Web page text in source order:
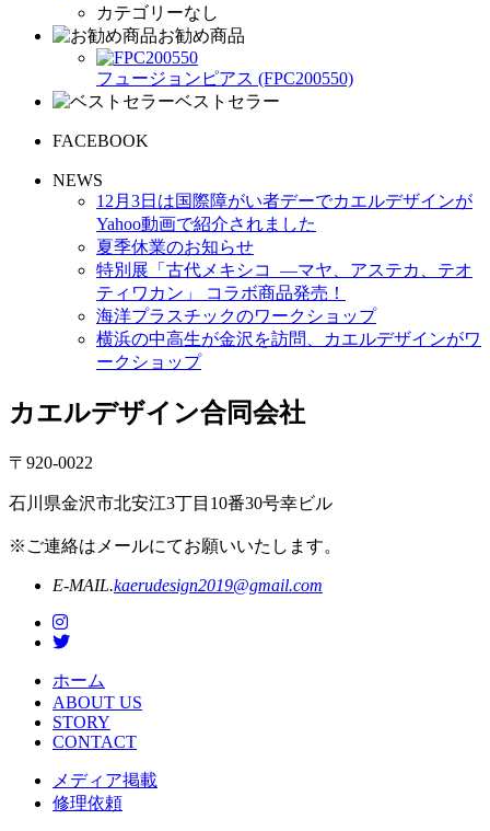
カテゴリーなし
お勧め商品
フュージョンピアス (FPC200550)
ベストセラー
FACEBOOK
NEWS
12月3日は国際障がい者デーでカエルデザインが
Yahoo動画で紹介されました
夏季休業のお知らせ
特別展「古代メキシコ ―マヤ、アステカ、テオ
ティワカン」 コラボ商品発売！
海洋プラスチックのワークショップ
横浜の中高生が金沢を訪問、カエルデザインがワ
ークショップ
カエルデザイン合同会社
〒920-0022
石川県金沢市北安江3丁目10番30号幸ビル
※ご連絡はメールにてお願いいたします。
E-MAIL.kaerudesign2019@gmail.com
ホーム
ABOUT US
STORY
CONTACT
メディア掲載
修理依頼